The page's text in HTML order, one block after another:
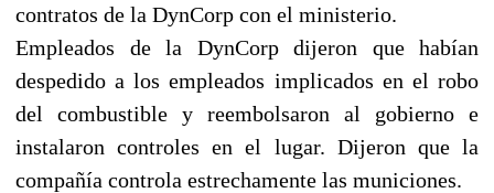
contratos de la DynCorp con el ministerio.
Empleados de la DynCorp dijeron que habían
despedido a los empleados implicados en el robo
del combustible y reembolsaron al gobierno e
instalaron controles en el lugar. Dijeron que la
compañía controla estrechamente las municiones.